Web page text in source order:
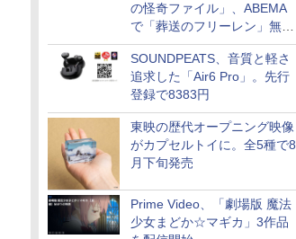
の怪奇ファイル」、ABEMA
で「葬送のフリーレン」無料
配信など。夏の特番・配信情
報
SOUNDPEATS、音質と軽さ
追求した「Air6 Pro」。先行
登録で8383円
東映の歴代オープニング映像
がカプセルトイに。全5種で8
月下旬発売
Prime Video、「劇場版 魔法
少女まどか☆マギカ」3作品